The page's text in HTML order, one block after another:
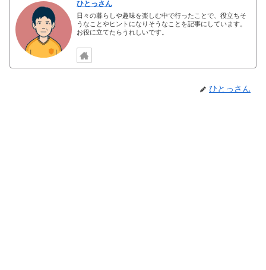
ひとっさん
日々の暮らしや趣味を楽しむ中で行ったことで、役立ちそ
うなことやヒントになりそうなことを記事にしています。
お役に立てたらうれしいです。
ひとっさん